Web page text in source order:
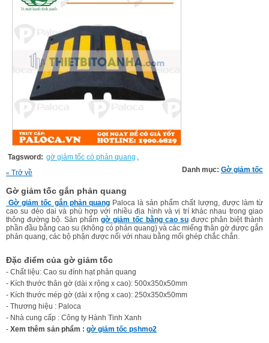
Tagsword: gờ giảm tốc có phản quang ,
« Trở về Danh mục: Gờ giảm tốc
Gờ giảm tốc gắn phản quang
Gờ giảm tốc gắn phản quangPaloca là sản phẩm chất lượng, được làm từ
cao su dẻo dai và phù hợp với nhiều địa hình và vị trí khác nhau trong giao
thông đường bộ. Sản phẩmgờ giảm tốc bằng cao suđược phân biệt thành
phần đầu bằng cao su (không có phản quang) và các miếng thân gờ được gắn
phản quang, các bộ phận được nối với nhau bằng mối ghép chắc chắn.
Đặc điểm của gờ giảm tốc
- Chất liệu: Cao su đính hạt phản quang
- Kích thước thân gờ (dài x rộng x cao): 500x350x50mm
- Kích thước mép gờ (dài x rộng x cao): 250x350x50mm
- Thương hiệu : Paloca
- Nhà cung cấp : Công ty Hành Tinh Xanh
- Xem thêm sản phẩm : gờ giảm tốc pshmo2